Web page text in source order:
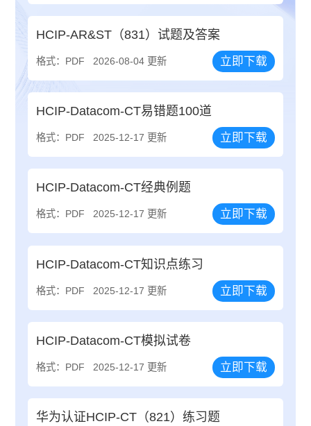
HCIP-AR&ST（831）试题及答案
格式：PDF 2026-08-04 更新 立即下载
HCIP-Datacom-CT易错题100道
格式：PDF 2025-12-17 更新 立即下载
HCIP-Datacom-CT经典例题
格式：PDF 2025-12-17 更新 立即下载
HCIP-Datacom-CT知识点练习
格式：PDF 2025-12-17 更新 立即下载
HCIP-Datacom-CT模拟试卷
格式：PDF 2025-12-17 更新 立即下载
华为认证HCIP-CT（821）练习题